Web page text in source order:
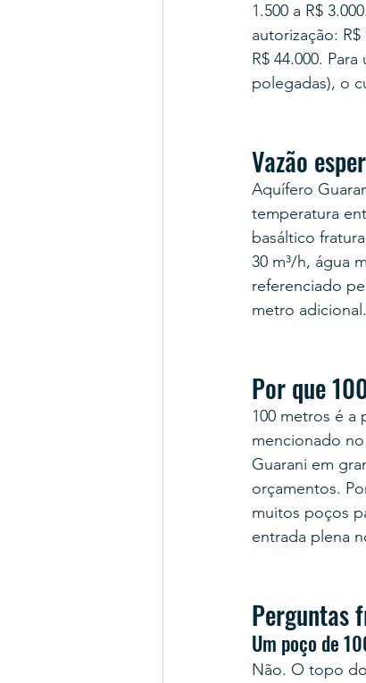
1.500 a R$
autorização: R$
R$ 44.000.
polegadas), o
Vazão
Aquífero
temperatura
basáltico
30 m³/h, água
referenciado
metro adicional.
Por que
100 metros é
mencionado
Guarani em
orçamentos.
muitos poços
entrada plena
Perguntas
Um poço de
Não. O topo